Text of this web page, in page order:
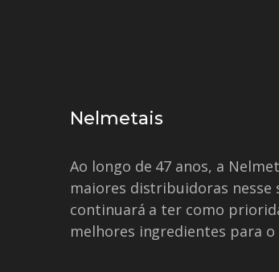
Nelmetais
Ao longo de 47 anos, a
maiores distribuidoras nesse
continuará a ter como
melhores ingredientes para o